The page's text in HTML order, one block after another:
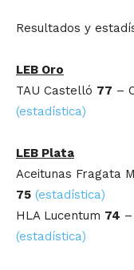
Resultados y
LEB Oro
TAU Castelló 77 –
(estadística)
LEB Plata
Aceitunas Fragata
75 (estadística)
HLA Lucentum 74
(estadística)